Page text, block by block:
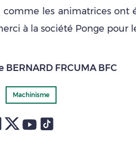
comme les animatrices ont
à la société Ponge pour
FRCUMA BFC
Machinisme